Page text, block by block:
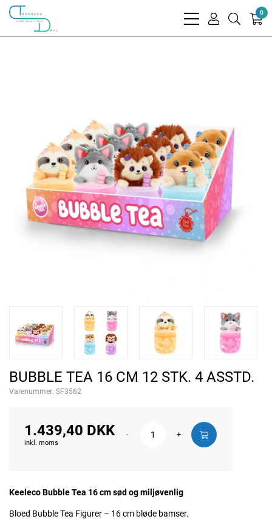
bars
user
search
0
BUBBLE TEA 16 CM 12 STK. 4 ASSTD.
Varenummer: SF3562
1.439,40 DKK
inkl. moms
- +
Keeleco Bubble Tea 16 cm sød og miljøvenlig
Bloed Bubble Tea Figurer – 16 cm bløde bamser.